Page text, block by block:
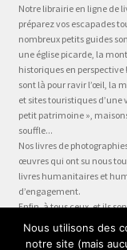
Notre librairie en ligne de
préparez vos escapades
nombreux petits guides
une église picarde, la
historiques en perspective
sont là pour ravir l’œil, la
et sites touristiques d’une
petit patrimoine »,
souffle...
Nos livres de
œuvres qui ont su nous
livres humanitaires et
d’engagement.
Enfin, à tous ceux, et ils
préparer leur formation
» nous dédions la
Nous utilisons des
notre site (mais